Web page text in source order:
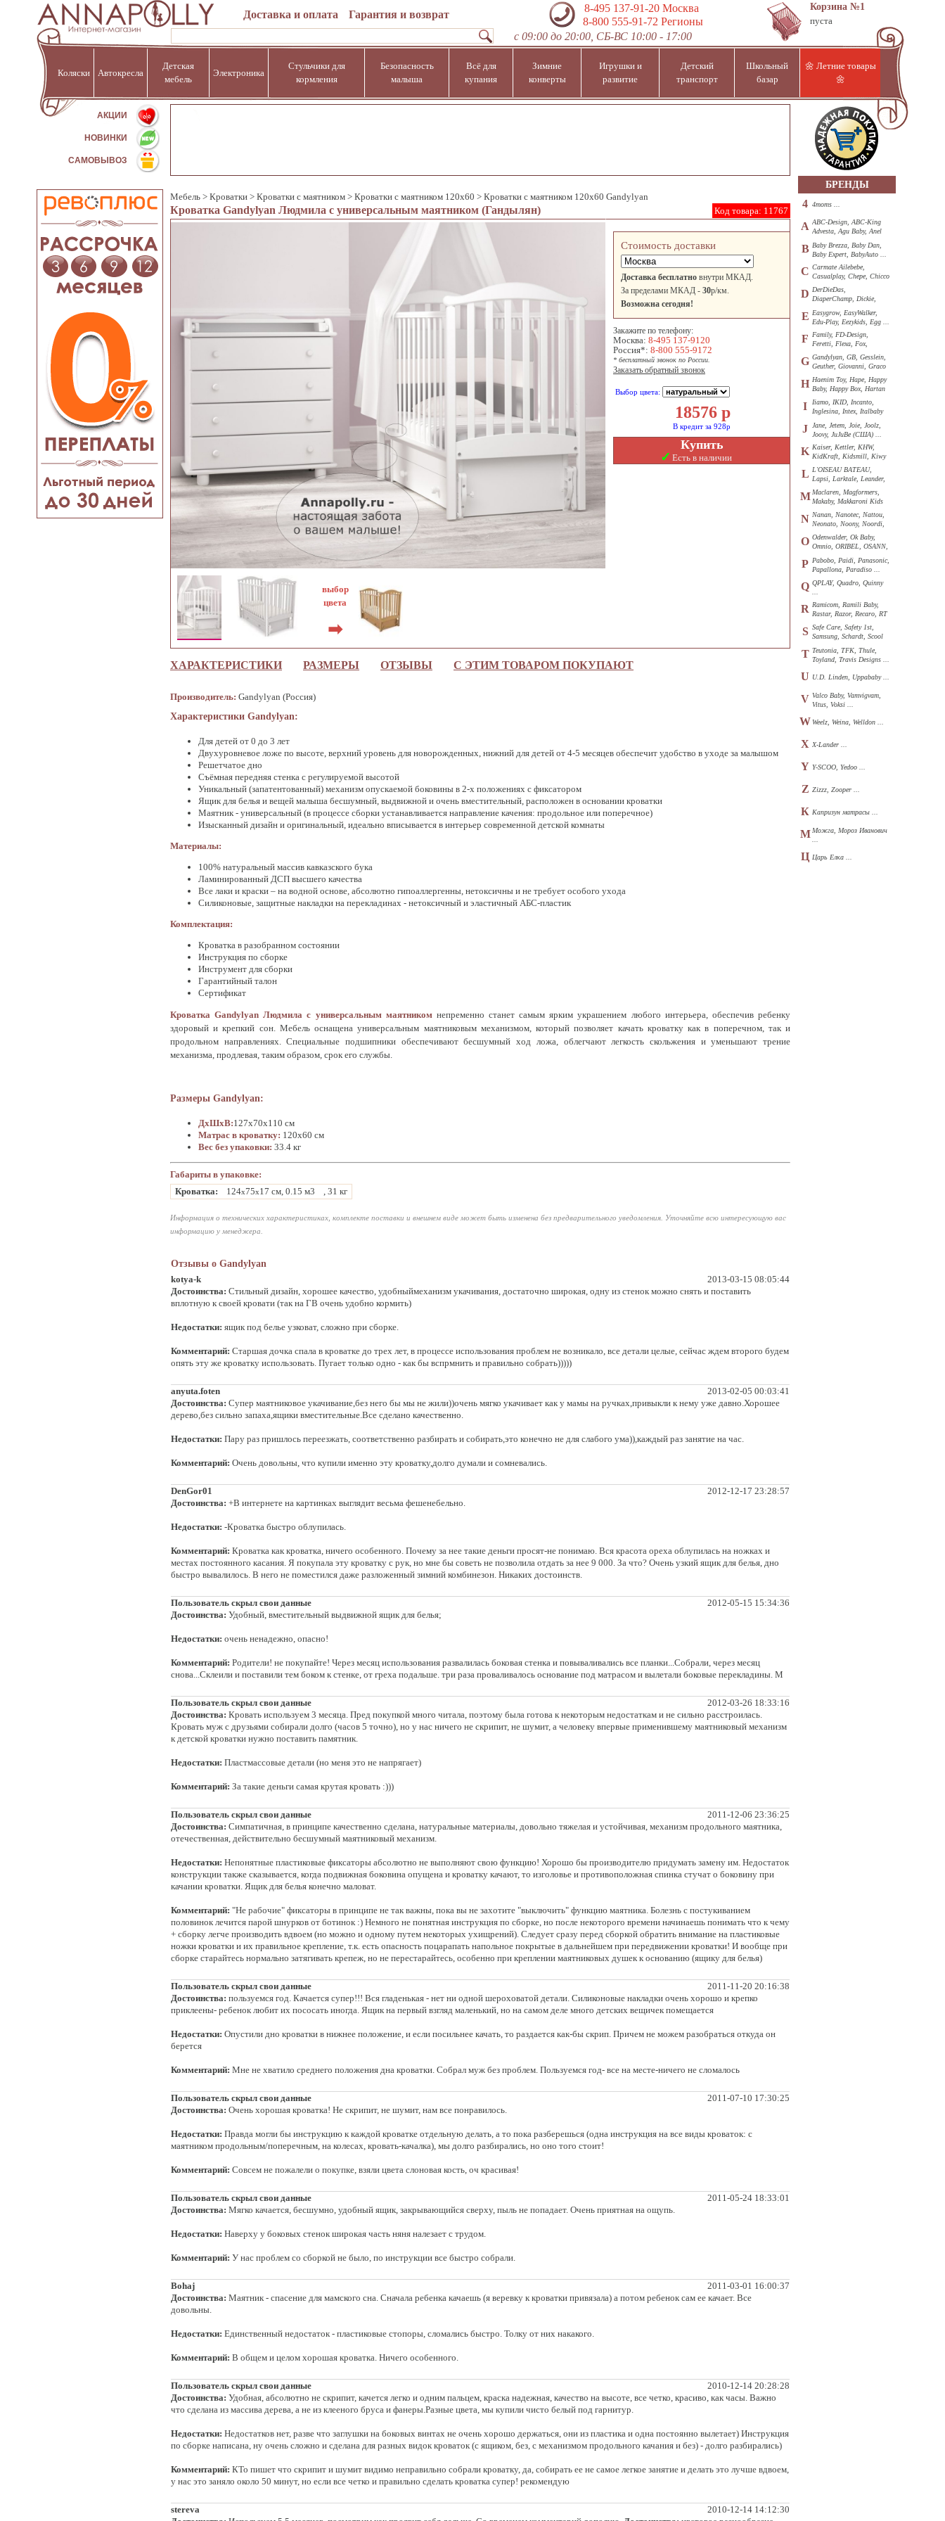
Доставка и оплата Гарантия и возврат
8-495 137-91-20Москва
8-800 555-91-72 Регионы
с 09:00 до 20:00, СБ-ВС 10:00 - 17:00
Корзина №1
пуста
Коляски Автокресла
Детская
мебель
Электроника
Стульчики для
кормления
Безопасность
малыша
Всё для
купания
Зимние
конверты
Игрушки и
развитие
Детский
транспорт
Школьный
базар
🌼 Летние товары
🌼
АКЦИИ %
НОВИНКИ
САМОВЫВОЗ
Мебель > Кроватки > Кроватки с маятником > Кроватки с маятником 120х60 > Кроватки с маятником 120х60 Gandylyan
Код товара: 11767
Кроватка Gandylyan Людмила с универсальным маятником (Гандылян)
Стоимость доставки
Доставка бесплатно внутри МКАД.
За пределами МКАД - 30р/км.
Возможна сегодня!
Закажите по телефону:
Москва: 8-495 137-9120
Россия*: 8-800 555-9172
* бесплатный звонок по России.
Заказать обратный звонок
Выбор цвета:
18576 р
В кредит за 928р
Купить
✓ Есть в наличии
выбор
цвета
➡
ХАРАКТЕРИСТИКИ РАЗМЕРЫ ОТЗЫВЫ С ЭТИМ ТОВАРОМ ПОКУПАЮТ
Производитель: Gandylyan (Россия)
Характеристики Gandylyan:
Для детей от 0 до 3 лет
Двухуровневое ложе по высоте, верхний уровень для новорожденных, нижний для детей от 4-5 месяцев обеспечит удобство в уходе за малышом
Решетчатое дно
Съёмная передняя стенка с регулируемой высотой
Уникальный (запатентованный) механизм опускаемой боковины в 2-х положениях с фиксатором
Ящик для белья и вещей малыша бесшумный, выдвижной и очень вместительный, расположен в основании кроватки
Маятник - универсальный (в процессе сборки устанавливается направление качения: продольное или поперечное)
Изысканный дизайн и оригинальный, идеально вписывается в интерьер современной детской комнаты
Материалы:
100% натуральный массив кавказского бука
Ламинированный ДСП высшего качества
Все лаки и краски – на водной основе, абсолютно гипоаллергенны, нетоксичны и не требует особого ухода
Силиконовые, защитные накладки на перекладинах - нетоксичный и эластичный АБС-пластик
Комплектация:
Кроватка в разобранном состоянии
Инструкция по сборке
Инструмент для сборки
Гарантийный талон
Сертификат
Кроватка Gandylyan Людмила с универсальным маятникомнепременно станет самым ярким украшением любого интерьера, обеспечив ребенку
здоровый и крепкий сон. Мебель оснащена универсальным маятниковым механизмом, который позволяет качать кроватку как в поперечном, так и
продольном направлениях. Специальные подшипники обеспечивают бесшумный ход ложа, облегчают легкость скольжения и уменьшают трение
механизма, продлевая, таким образом, срок его службы.
Размеры Gandylyan:
ДхШхВ:127x70x110 см
Матрас в кроватку: 120х60 см
Вес без упаковки: 33.4 кг
Габариты в упаковке:
Кроватка:
124x75x17 см, 0.15 м3 , 31 кг
Информация о технических характеристиках, комплекте поставки и внешнем виде может быть изменена без предварительного уведомления. Уточняйте всю интересующую вас
информацию у менеджера.
Отзывы о Gandylyan
kotya-k
2013-03-15 08:05:44
Достоинства: Стильный дизайн, хорошее качество, удобныймеханизм укачивания, достаточно широкая, одну из стенок можно снять и поставить
вплотную к своей кровати (так на ГВ очень удобно кормить)
Недостатки: ящик под белье узковат, сложно при сборке.
Комментарий: Старшая дочка спала в кроватке до трех лет, в процессе использования проблем не возникало, все детали целые, сейчас ждем второго будем
опять эту же кроватку использовать. Пугает только одно - как бы вспрмнить и правильно собрать)))))
anyuta.foten
2013-02-05 00:03:41
Достоинства: Супер маятниковое укачивание,без него бы мы не жили))очень мягко укачивает как у мамы на ручках,привыкли к нему уже давно.Хорошее
дерево,без сильно запаха,ящики вместительные.Все сделано качественно.
Недостатки: Пару раз пришлось переезжать, соответственно разбирать и собирать,это конечно не для слабого ума)),каждый раз занятие на час.
Комментарий: Очень довольны, что купили именно эту кроватку,долго думали и сомневались.
DenGor01
2012-12-17 23:28:57
Достоинства: +В интернете на картинках выглядит весьма фешенебельно.
Недостатки: -Кроватка быстро облупилась.
Комментарий: Кроватка как кроватка, ничего особенного. Почему за нее такие деньги просят-не понимаю. Вся красота ореха облупилась на ножках и
местах постоянного касания. Я покупала эту кроватку с рук, но мне бы советь не позволила отдать за нее 9 000. За что? Очень узкий ящик для белья, дно
быстро вывалилось. В него не поместился даже разложенный зимний комбинезон. Никаких достоинств.
Пользователь скрыл свои данные
2012-05-15 15:34:36
Достоинства: Удобный, вместительный выдвижной ящик для белья;
Недостатки: очень ненадежно, опасно!
Комментарий: Родители! не покупайте! Через месяц использования развалилась боковая стенка и повываливались все планки...Собрали, через месяц
снова...Склеили и поставили тем боком к стенке, от греха подальше. три раза проваливалось основание под матрасом и вылетали боковые перекладины. М
Пользователь скрыл свои данные
2012-03-26 18:33:16
Достоинства: Кровать используем 3 месяца. Пред покупкой много читала, поэтому была готова к некоторым недостаткам и не сильно расстроилась.
Кровать муж с друзьями собирали долго (часов 5 точно), но у нас ничего не скрипит, не шумит, а человеку впервые применившему маятниковый механизм
к детской кроватки нужно поставить памятник.
Недостатки: Пластмассовые детали (но меня это не напрягает)
Комментарий: За такие деньги самая крутая кровать :)))
Пользователь скрыл свои данные
2011-12-06 23:36:25
Достоинства: Симпатичная, в принципе качественно сделана, натуральные материалы, довольно тяжелая и устойчивая, механизм продольного маятника,
отечественная, действительно бесшумный маятниковый механизм.
Недостатки: Непонятные пластиковые фиксаторы абсолютно не выполняют свою функцию! Хорошо бы производителю придумать замену им. Недостаток
конструкции также сказывается, когда подвижная боковина опущена и кроватку качают, то изголовье и противоположная спинка стучат о боковину при
качании кроватки. Ящик для белья конечно маловат.
Комментарий: "Не рабочие" фиксаторы в принципе не так важны, пока вы не захотите "выключить" функцию маятника. Болезнь с постукиванием
половинок лечится парой шнурков от ботинок :) Немного не понятная инструкция по сборке, но после некоторого времени начинаешь понимать что к чему
+ сборку легче производить вдвоем (но можно и одному путем некоторых ухищрений). Следует сразу перед сборкой обратить внимание на пластиковые
ножки кроватки и их правильное крепление, т.к. есть опасность поцарапать напольное покрытые в дальнейшем при передвижении кроватки! И вообще при
сборке старайтесь нормально затягивать крепеж, но не перестарайтесь, особенно при креплении маятниковых душек к основанию (ящику для белья)
Пользователь скрыл свои данные
2011-11-20 20:16:38
Достоинства: пользуемся год. Качается супер!!! Вся гладенькая - нет ни одной шероховатой детали. Силиконовые накладки очень хорошо и крепко
приклеены- ребенок любит их пососать иногда. Ящик на первый взгляд маленький, но на самом деле много детских вещичек помещается
Недостатки: Опустили дно кроватки в нижнее положение, и если посильнее качать, то раздается как-бы скрип. Причем не можем разобраться откуда он
берется
Комментарий: Мне не хватило среднего положения дна кроватки. Собрал муж без проблем. Пользуемся год- все на месте-ничего не сломалось
Пользователь скрыл свои данные
2011-07-10 17:30:25
Достоинства: Очень хорошая кроватка! Не скрипит, не шумит, нам все понравилось.
Недостатки: Правда могли бы инструкцию к каждой кроватке отдельную делать, а то пока разберешься (одна инструкция на все виды кроваток: с
маятником продольным/поперечным, на колесах, кровать-качалка), мы долго разбирались, но оно того стоит!
Комментарий: Совсем не пожалели о покупке, взяли цвета слоновая кость, оч красивая!
Пользователь скрыл свои данные
2011-05-24 18:33:01
Достоинства: Мягко качается, бесшумно, удобный ящик, закрывающийся сверху, пыль не попадает. Очень приятная на ощупь.
Недостатки: Наверху у боковых стенок широкая часть няня налезает с трудом.
Комментарий: У нас проблем со сборкой не было, по инструкции все быстро собрали.
Bohaj
2011-03-01 16:00:37
Достоинства: Маятник - спасение для мамского сна. Сначала ребенка качаешь (я веревку к кроватки привязала) а потом ребенок сам ее качает. Все
довольны.
Недостатки: Единственный недостаток - пластиковые стопоры, сломались быстро. Толку от них накакого.
Комментарий: В общем и целом хорошая кроватка. Ничего особенного.
Пользователь скрыл свои данные
2010-12-14 20:28:28
Достоинства: Удобная, абсолютно не скрипит, качется легко и одним пальцем, краска надежная, качество на высоте, все четко, красиво, как часы. Важно
что сделана из массива дерева, а не из клееного бруса и фанеры.Разные цвета, мы купили чисто белый под гарнитур.
Недостатки: Недостатков нет, разве что заглушки на боковых винтах не очень хорошо держаться, они из пластика и одна постоянно вылетает) Инструкция
по сборке написана, ну очень сложно и сделана для разных видок кроваток (с ящиком, без, с механизмом продольного качания и без) - долго разбирались)
Комментарий: КТо пишет что скрипит и шумит видимо неправильно собрали кроватку, да, собирать ее не самое легкое занятие и делать это лучше вдвоем,
у нас это заняло около 50 минут, но если все четко и правильно сделать кроватка супер! рекомендую
stereva
2010-12-14 14:12:30
БРЕНДЫ
4 4moms ...
A ABC-Design, ABC-King
Advesta, Agu Baby, Anel
B Baby Brezza, Baby Dan,
Baby Expert, BabyAuto ...
C Carmate Ailebebe,
Casualplay, Chepe, Chicco
D DerDieDas,
DiaperChamp, Dickie,
E Easygrow, EasyWalker,
Edu-Play, Eezykids, Egg ...
F
Family, FD-Design,
Feretti, Flexa, Fox,
G Gandylyan, GB, Gesslein,
Geuther, Giovanni, Graco
H Haenim Toy, Hape, Happy
Baby, Happy Box, Hartan
I
Iiamo, IKID, Incanto,
Inglesina, Intex, Italbaby
J
Jane, Jetem, Joie, Joolz,
Joovy, JuJuBe (США) ...
K Kaiser, Kettler, KHW,
KidKraft, Kidsmill, Kiwy
L L'OISEAU BATEAU,
Lapsi, Larktale, Leander,
M Maclaren, Magformers,
Makaby, Makkaroni Kids
N Nanan, Nanotec, Nattou,
Neonato, Noony, Noordi,
O Odenwalder, Ok Baby,
Omnio, ORIBEL, OSANN,
P Pabobo, Paidi, Panasonic,
Papallona, Paradiso ...
Q QPLAY, Quadro, Quinny
R Ramicom, Ramili Baby,
Rastar, Razor, Recaro, RT
S Safe Care, Safety 1st,
Samsung, Schardt, Scool
T Teutonia, TFK, Thule,
Toyland, Travis Designs ...
U U.D. Linden, Uppababy ...
V Valco Baby, Vamvigvam,
Vitus, Voksi ...
WWeelz, Weina, Welldon ...
X X-Lander ...
Y Y-SCOO, Yedoo ...
Z Zizzz, Zooper ...
К Капризун матрасы ...
М Можга, Мороз Иванович
Ц Царь Елка ...